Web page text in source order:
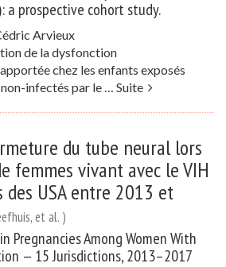
a prospective cohort study.
Arvieux
de la dysfonction
chez les enfants exposés
infectés par le … Suite
du tube neural lors
femmes vivant avec le VIH
USA entre 2013 et
et al. )
Pregnancies Among Women With
— 15 Jurisdictions, 2013–2017